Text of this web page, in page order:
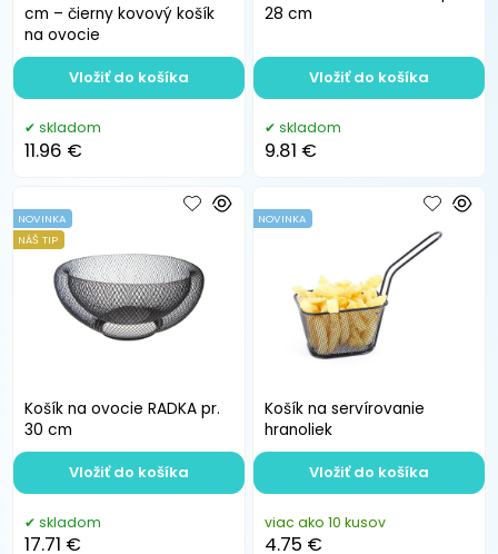
cm – čierny kovový košík
na ovocie
skladom
11.96 €
Vložiť do košíka
28 cm
skladom
9.81 €
Vložiť do košíka
Košík na ovocie RADKA pr.
30 cm
NOVINKA
NÁŠ TIP
skladom
17.71 €
Vložiť do košíka
Košík na servírovanie
hranoliek
NOVINKA
viac ako 10 kusov
4.75 €
Vložiť do košíka